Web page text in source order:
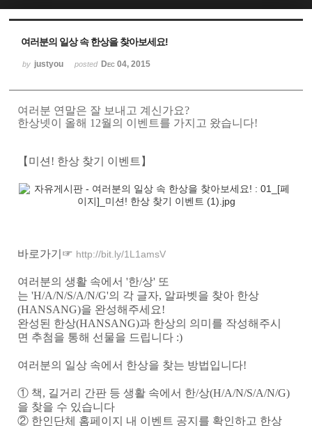
여러분의 일상 속 한상을 찾아보세요!
by justyou posted Dec 04, 2015
여러분 연말은 잘 보내고 계신가요?
한상넷이 올해 12월의 이벤트를 가지고 왔습니다!
【미션 ! 한상 찾기 이벤트】
바로가기☞ http://bit.ly/1L1amsV
여러분의 생활 속에서 '한/상' 또
는 'H/A/N/S/A/N/G'의 각 글자, 알파벳을 찾아 한상
(HANSANG)을 완성해주세요!
완성된 한상(HANSANG)과 한상의 의미를 작성해주시
면 추첨을 통해 선물을 드립니다 :)
여러분의 일상 속에서 한상을 찾는 방법입니다!
① 책, 길거리 간판 등 생활 속에서 한/상(H/A/N/S/A/N/G)
을 찾을 수 있습니다
② 한인단체 홈페이지 내 이벤트 공지를 확인하고 한상
Sketchbook5, 스케치북5